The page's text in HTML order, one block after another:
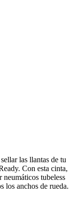
las llantas de tu
Con esta cinta,
neumáticos tubeless
los anchos de rueda.